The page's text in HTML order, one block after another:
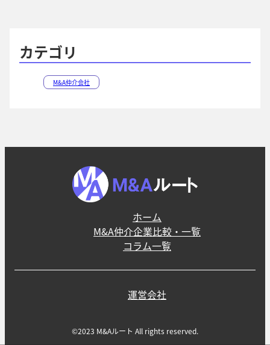
カテゴリ
M&A仲介会社
ホーム
M&A仲介企業比較・一覧
コラム一覧
運営会社
©2023 M&Aルート All rights reserved.